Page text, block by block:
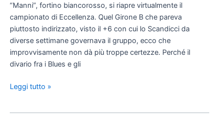
“Manni”, fortino biancorosso, si riapre virtualmente il
campionato di Eccellenza. Quel Girone B che pareva
piuttosto indirizzato, visto il +6 con cui lo Scandicci da
diverse settimane governava il gruppo, ecco che
improvvisamente non dà più troppe certezze. Perché il
divario fra i Blues e gli
riapre
l’Eccellenza
Leggi tutto »